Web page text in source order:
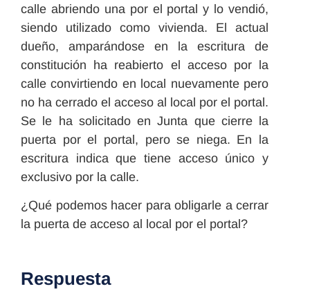
calle abriendo una por el portal y lo vendió,
siendo utilizado como vivienda. El actual
dueño, amparándose en la escritura de
constitución ha reabierto el acceso por la
calle convirtiendo en local nuevamente pero
no ha cerrado el acceso al local por el portal.
Se le ha solicitado en Junta que cierre la
puerta por el portal, pero se niega. En la
escritura indica que tiene acceso único y
exclusivo por la calle.
¿Qué podemos hacer para obligarle a cerrar
la puerta de acceso al local por el portal?
Respuesta